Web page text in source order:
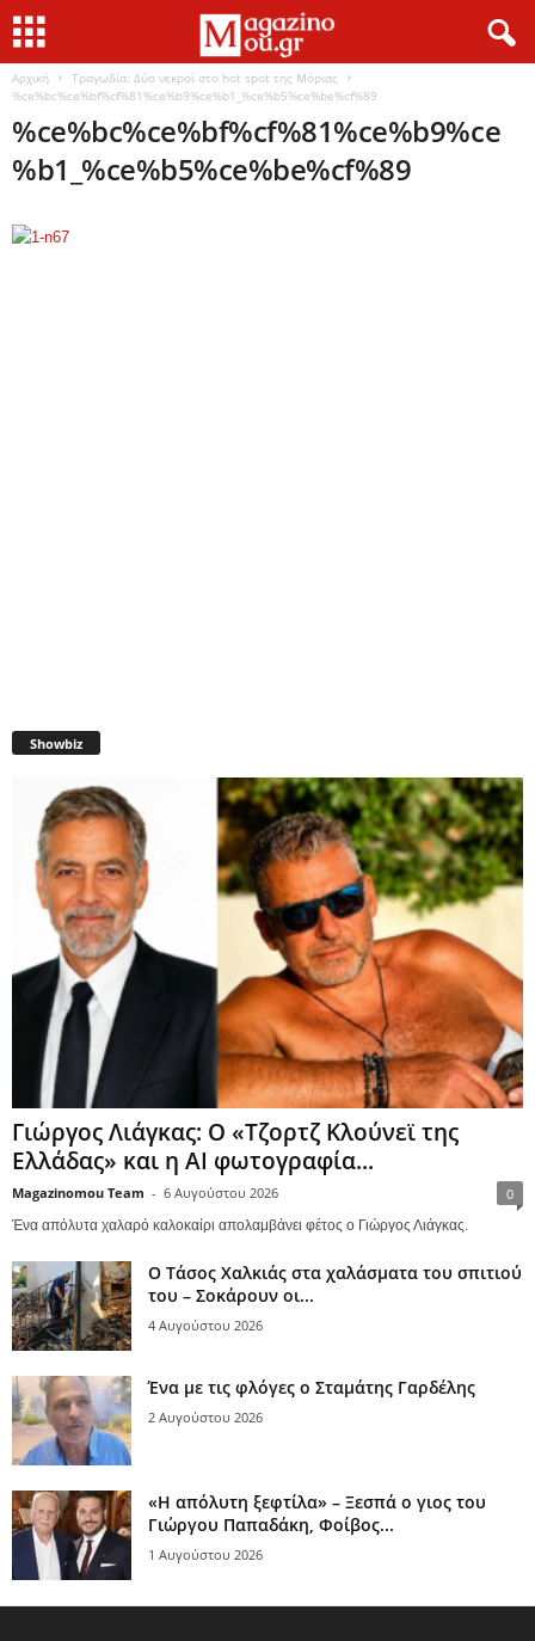
Αρχική
Τραγωδία: Δύο νεκροί στο hot spot της Μόριας
%ce%bc%ce%bf%cf%81%ce%b9%ce%b1_%ce%b5%ce%be%cf%89
%ce%bc%ce%bf%cf%81%ce%b9%ce
%b1_%ce%b5%ce%be%cf%89
Showbiz
Γιώργος Λιάγκας: Ο «Τζορτζ Κλούνεϊ της
Ελλάδας» και η AI φωτογραφία...
Magazinomou Team - 6 Αυγούστου 2026 0
Ένα απόλυτα χαλαρό καλοκαίρι απολαμβάνει φέτος ο Γιώργος Λιάγκας.
Ο Τάσος Χαλκιάς στα χαλάσματα του σπιτιού
του – Σοκάρουν οι...
4 Αυγούστου 2026
Ένα με τις φλόγες ο Σταμάτης Γαρδέλης
2 Αυγούστου 2026
«Η απόλυτη ξεφτίλα» – Ξεσπά ο γιος του
Γιώργου Παπαδάκη, Φοίβος...
1 Αυγούστου 2026